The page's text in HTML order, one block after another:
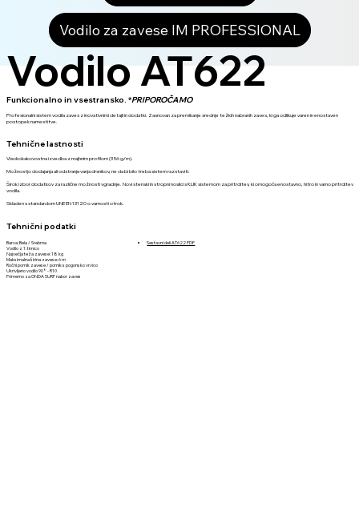
Vodilo za zavese IM PROFESSIONAL
Vodilo AT622
Funkcionalno in vsestransko. *PRIPOROČAMO
Profesionalni sistem vodila zaves z inovativnimi detajli in dodatki. Zasnovan za premikanje srednje težkih nabranih zaves, ki ga odlikuje varen in enostaven
postopek namestitve.
Tehnične lastnosti
Visokokakovostna izvedba z majhnim profilom (356 g/m).
Možnostjo dodajanja ali odstranjevanja drsnikov, ne da bi bilo treba sistem razstaviti.
Širok izbor dodatkov za različne možnosti vgradnje. Novi stenski in stropni nosilci s KLIK sistemom za pritrditev, ki omogoča enostavno, hitro in varno pritrditev
vodila.
Skladen s standardom UNE EN 13120 o varnosti otrok.
Tehnični podatki
Barva: Bela / Srebrna
Vodilo z 1. tirnico
Največja teža zavese: 18 kg
Maksimalna širina zavese: 6 m
Ročni pomik zavese / pomik s pogonsko vrvico
Ukrivljeno vodilo 90° - R10
Primerno za ONDA SURF nabor zaves
Sestavni deli AT622 PDF